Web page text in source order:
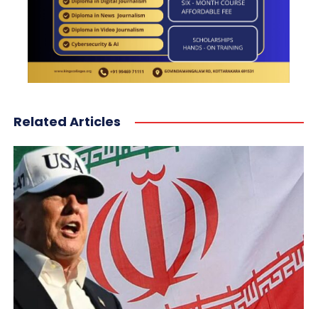
Related Articles